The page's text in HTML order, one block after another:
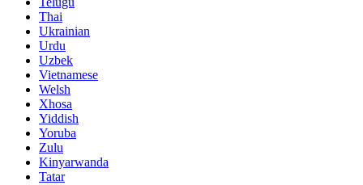
Thai
Ukrainian
Urdu
Uzbek
Vietnamese
Welsh
Xhosa
Yiddish
Yoruba
Zulu
Kinyarwanda
Tatar